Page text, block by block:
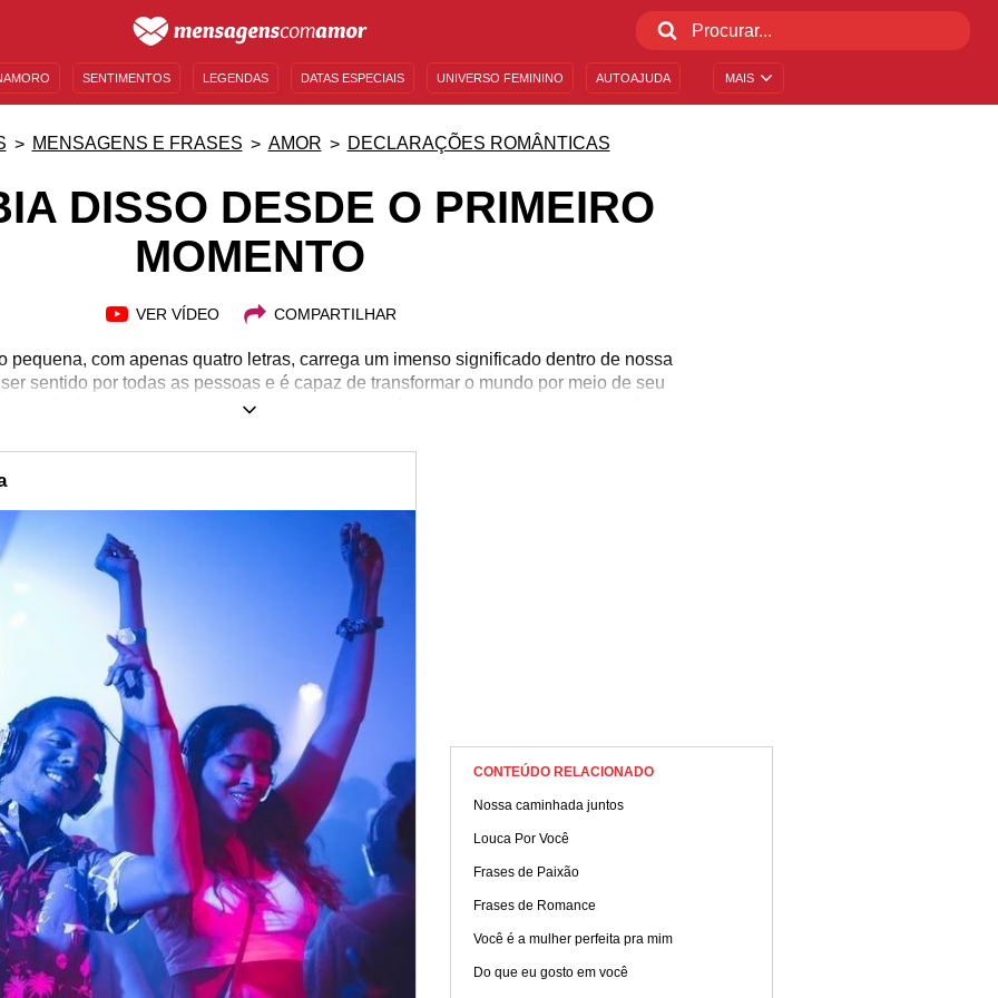
MAIS
SENTIMENTOS LEGENDAS DATAS ESPECIAIS UNIVERSO FEMININO AUTOAJUDA
MENSAGENS E FRASES AMOR DECLARAÇÕES ROMÂNTICAS
DISSO DESDE O PRIMEIRO
MOMENTO
VER VÍDEO COMPARTILHAR
pequena, com apenas quatro letras, carrega um imenso significado dentro de nossa
sentido por todas as pessoas e é capaz de transformar o mundo por meio de seu
e relacionamentos amorosos, esse sentimento é a palavra-chave para que tudo corra
para o outro. Existe, até mesmo, o famoso amor à primeira vista. Embora não sejam
nesse fenômeno, a verdade é que ele existe e pode ser experimentado por
CONTEÚDO RELACIONADO
Nossa caminhada juntos
Louca Por Você
Frases de Paixão
Frases de Romance
Você é a mulher perfeita pra mim
Do que eu gosto em você